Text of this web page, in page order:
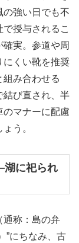
の強い日でも不
授与されるこ
実。参道や周
にくい靴を推奨
組み合わせる
結び直され、半
のマナーに配慮
う。
湖に祀られ
通称：島の弁
”にちなみ、古